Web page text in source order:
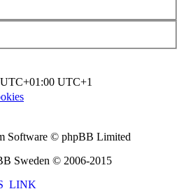
UTC+1
Software © phpBB Limited
Sweden © 2006-2015